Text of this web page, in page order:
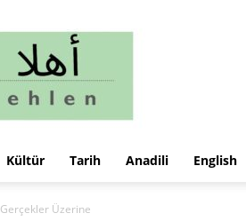
Kültür Tarih Anadili English
Üzerine